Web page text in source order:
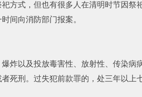
方式，但也有很多人在清明时节因祭
间向消防部门报案。
炸以及投放毒害性、放射性、传染
死刑。过失犯前款罪的，处三年以上